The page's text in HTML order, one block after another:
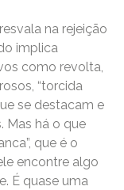
na rejeição
implica
como revolta,
“torcida
se destacam e
Mas há o que
que é o
encontre algo
É quase uma